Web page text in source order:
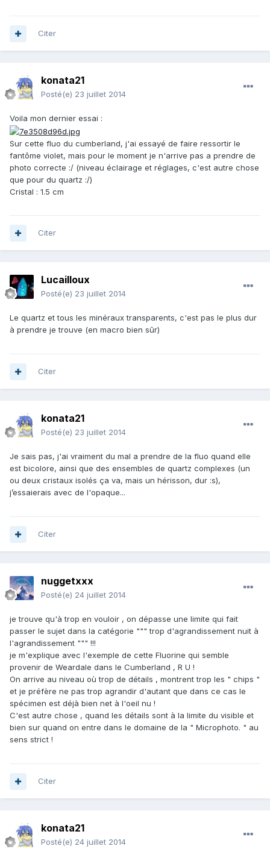
Citer
konata21
Posté(e) 23 juillet 2014
Voila mon dernier essai :
Sur cette fluo du cumberland, j'ai essayé de faire ressortir le
fantôme violet, mais pour le moment je n'arrive pas a prendre de
photo correcte :/ (niveau éclairage et réglages, c'est autre chose
que pour du quartz :/)
Cristal : 1.5 cm
Citer
Lucailloux
Posté(e) 23 juillet 2014
Le quartz et tous les minéraux transparents, c'est pas le plus dur
à prendre je trouve (en macro bien sûr)
Citer
konata21
Posté(e) 23 juillet 2014
Je sais pas, j'ai vraiment du mal a prendre de la fluo quand elle
est bicolore, ainsi que des ensembles de quartz complexes (un
ou deux cristaux isolés ça va, mais un hérisson, dur :s),
j’essaierais avec de l'opaque...
Citer
nuggetxxx
Posté(e) 24 juillet 2014
je trouve qu'à trop en vouloir , on dépasse une limite qui fait
passer le sujet dans la catégorie """ trop d'agrandissement nuit à
l'agrandissement """ !!!
je m'explique avec l'exemple de cette Fluorine qui semble
provenir de Weardale dans le Cumberland , R U !
On arrive au niveau où trop de détails , montrent trop les " chips "
et je préfère ne pas trop agrandir d'autant que dans ce cas le
spécimen est déjà bien net à l'oeil nu !
C'est autre chose , quand les détails sont à la limite du visible et
bien sur quand on entre dans le domaine de la " Microphoto. " au
sens strict !
Citer
konata21
Posté(e) 24 juillet 2014